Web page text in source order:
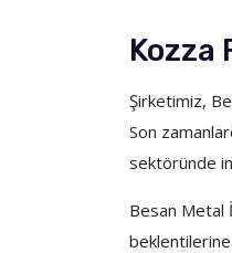
Kozza
Şirketimiz,
Son
sektöründe
Besan Metal